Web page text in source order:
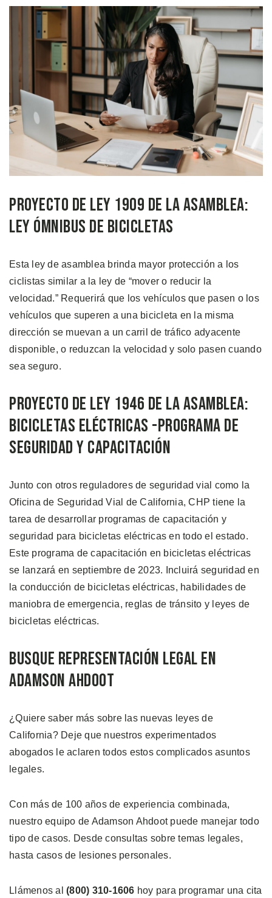
Proyecto de Ley 1909 de la Asamblea:
Ley Ómnibus de Bicicletas
Esta ley de asamblea brinda mayor protección a los
ciclistas similar a la ley de “mover o reducir la
velocidad.” Requerirá que los vehículos que pasen o los
vehículos que superen a una bicicleta en la misma
dirección se muevan a un carril de tráfico adyacente
disponible, o reduzcan la velocidad y solo pasen cuando
sea seguro.
Proyecto de Ley 1946 de la Asamblea:
Bicicletas Eléctricas -Programa de
Seguridad y Capacitación
Junto con otros reguladores de seguridad vial como la
Oficina de Seguridad Vial de California, CHP tiene la
tarea de desarrollar programas de capacitación y
seguridad para bicicletas eléctricas en todo el estado.
Este programa de capacitación en bicicletas eléctricas
se lanzará en septiembre de 2023. Incluirá seguridad en
la conducción de bicicletas eléctricas, habilidades de
maniobra de emergencia, reglas de tránsito y leyes de
bicicletas eléctricas.
Busque Representación Legal en
Adamson Ahdoot
¿Quiere saber más sobre las nuevas leyes de
California? Deje que nuestros experimentados
abogados le aclaren todos estos complicados asuntos
legales.
Con más de 100 años de experiencia combinada,
nuestro equipo de Adamson Ahdoot puede manejar todo
tipo de casos. Desde consultas sobre temas legales,
hasta casos de lesiones personales.
Llámenos al (800) 310-1606 hoy para programar una cita